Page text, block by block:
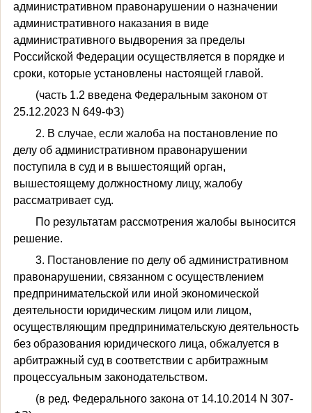
административном правонарушении о назначении
административного наказания в виде
административного выдворения за пределы
Российской Федерации осуществляется в порядке и
сроки, которые установлены настоящей главой.
(часть 1.2 введена Федеральным законом от
25.12.2023 N 649-ФЗ)
2. В случае, если жалоба на постановление по
делу об административном правонарушении
поступила в суд и в вышестоящий орган,
вышестоящему должностному лицу, жалобу
рассматривает суд.
По результатам рассмотрения жалобы выносится
решение.
3. Постановление по делу об административном
правонарушении, связанном с осуществлением
предпринимательской или иной экономической
деятельности юридическим лицом или лицом,
осуществляющим предпринимательскую деятельность
без образования юридического лица, обжалуется в
арбитражный суд в соответствии с арбитражным
процессуальным законодательством.
(в ред. Федерального закона от 14.10.2014 N 307-